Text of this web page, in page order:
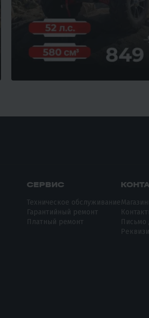
СЕРВИС
Техническое обслуживание
Гарантийный ремонт
Платный ремонт
Письмо